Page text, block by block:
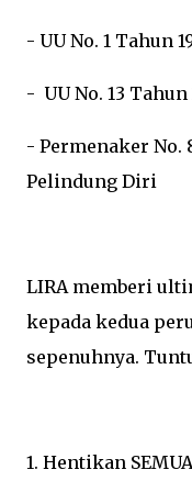
- UU No. 1 Tahun
- UU No. 13
- Permenaker No.
Pelindung Diri
LIRA memberi
kepada kedua
sepenuhnya.
1. Hentikan